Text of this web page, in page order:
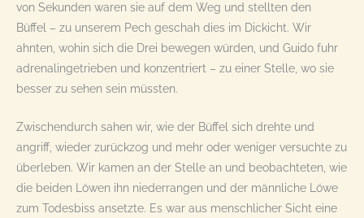
von Sekunden waren sie auf dem Weg und stellten den
Büffel – zu unserem Pech geschah dies im Dickicht. Wir
ahnten, wohin sich die Drei bewegen würden, und Guido fuhr
adrenalingetrieben und konzentriert – zu einer Stelle, wo sie
besser zu sehen sein müssten.
Zwischendurch sahen wir, wie der Büffel sich drehte und
angriff, wieder zurückzog und mehr oder weniger versuchte zu
überleben. Wir kamen an der Stelle an und beobachteten, wie
die beiden Löwen ihn niederrangen und der männliche Löwe
zum Todesbiss ansetzte. Es war aus menschlicher Sicht eine